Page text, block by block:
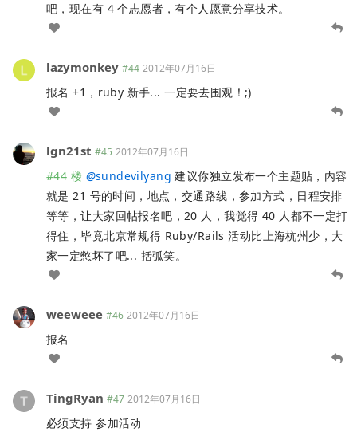
吧，现在有 4 个志愿者，有个人愿意分享技术。
lazymonkey #44 2012年07月16日
报名 +1，ruby 新手... 一定要去围观！;)
lgn21st #45 2012年07月16日
#44 楼 @sundevilyang 建议你独立发布一个主题贴，内容
就是 21 号的时间，地点，交通路线，参加方式，日程安排
等等，让大家回帖报名吧，20 人，我觉得 40 人都不一定打
得住，毕竟北京常规得 Ruby/Rails 活动比上海杭州少，大
家一定憋坏了吧... 括弧笑。
weeweee #46 2012年07月16日
报名
TingRyan #47 2012年07月16日
必须支持 参加活动